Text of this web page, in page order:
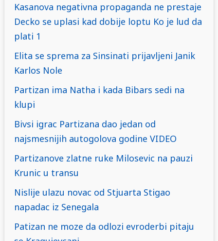
Kasanova negativna propaganda ne prestaje
Decko se uplasi kad dobije loptu Ko je lud da
plati 1
Elita se sprema za Sinsinati prijavljeni Janik
Karlos Nole
Partizan ima Natha i kada Bibars sedi na
klupi
Bivsi igrac Partizana dao jedan od
najsmesnijih autogolova godine VIDEO
Partizanove zlatne ruke Milosevic na pauzi
Krunic u transu
Nislije ulazu novac od Stjuarta Stigao
napadac iz Senegala
Patizan ne moze da odlozi evroderbi pitaju